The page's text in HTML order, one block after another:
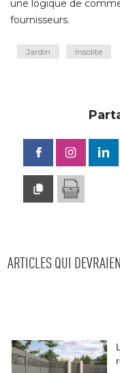
une logique de
fournisseurs.
Jardin Insolite
ARTICLES QUI